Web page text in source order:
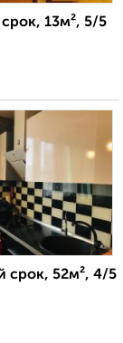
13м², 5/5
срок, 52м², 4/5